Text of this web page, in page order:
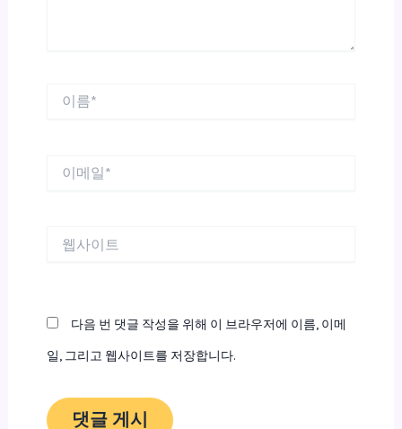
다음 번 댓글 작성을 위해 이 브라우저에 이름, 이메
일, 그리고 웹사이트를 저장합니다.